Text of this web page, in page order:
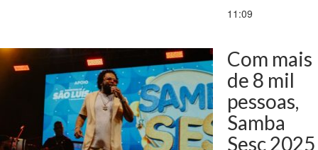
11:09
Com mais
de 8 mil
pessoas,
Samba
Sesc 2025